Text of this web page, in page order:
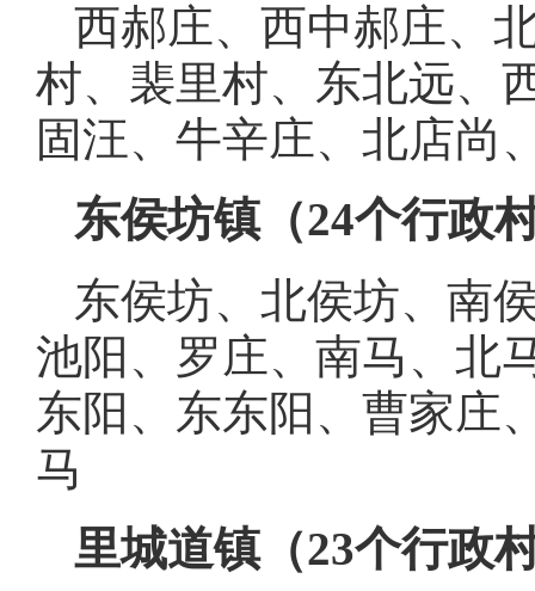
西郝庄、西中郝庄、
村、裴里村、东北远、
固汪、牛辛庄、北店尚
东侯坊镇（24个行政
东侯坊、北侯坊、南
池阳、罗庄、南马、北
东阳、东东阳、曹家庄
马
里城道镇（23个行政